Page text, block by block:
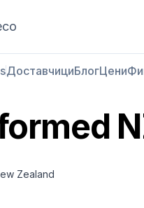
ДоставчициБлогЦени
Zealand